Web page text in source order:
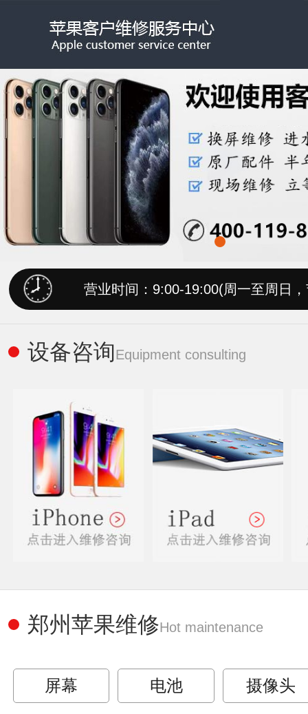
营业时间：9:00-19:00(周一至周日
设备咨询Equipment consulting
郑州苹果维修Hot maintenance
屏幕 电池 摄像头